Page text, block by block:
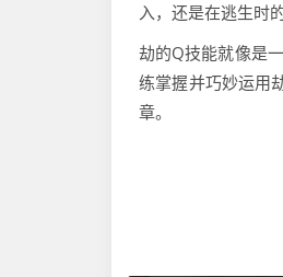
入，还是在逃生时
劫的Q技能就像是
练掌握并巧妙运用
章。